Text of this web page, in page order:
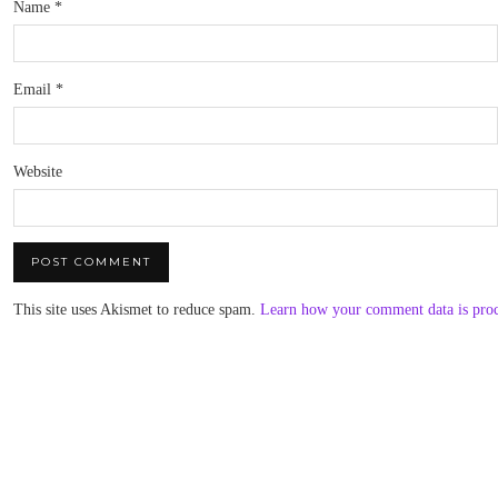
Name *
Email *
Website
This site uses Akismet to reduce spam. Learn how your comment data is